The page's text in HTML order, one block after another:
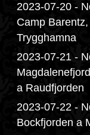
2023-07-20 -
Camp
Trygghamna
2023-07-21 -
a Raudfjorden
2023-07-22 -
Bockfjorden a